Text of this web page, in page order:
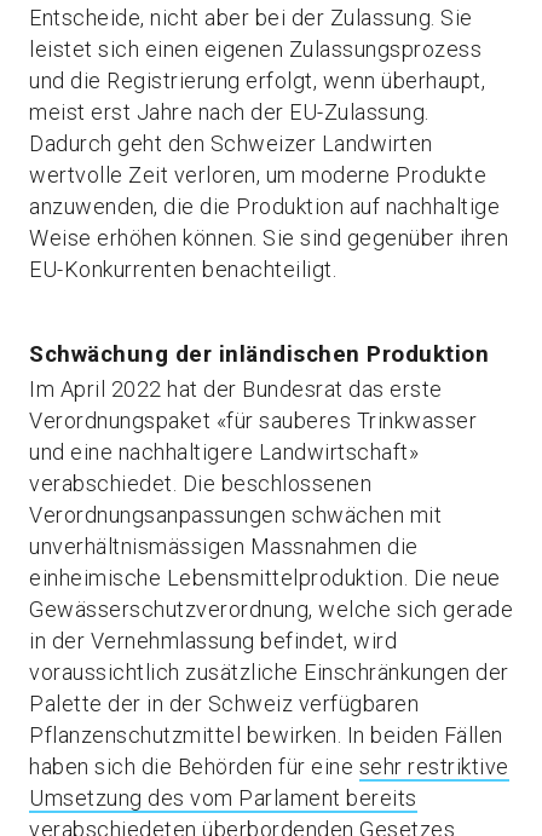
Entscheide, nicht aber bei der Zulassung. Sie
leistet sich einen eigenen Zulassungsprozess
und die Registrierung erfolgt, wenn überhaupt,
meist erst Jahre nach der EU-Zulassung.
Dadurch geht den Schweizer Landwirten
wertvolle Zeit verloren, um moderne Produkte
anzuwenden, die die Produktion auf nachhaltige
Weise erhöhen können. Sie sind gegenüber ihren
EU-Konkurrenten benachteiligt.
Schwächung der inländischen Produktion
Im April 2022 hat der Bundesrat das erste
Verordnungspaket «für sauberes Trinkwasser
und eine nachhaltigere Landwirtschaft»
verabschiedet. Die beschlossenen
Verordnungsanpassungen schwächen mit
unverhältnismässigen Massnahmen die
einheimische Lebensmittelproduktion. Die neue
Gewässerschutzverordnung, welche sich gerade
in der Vernehmlassung befindet, wird
voraussichtlich zusätzliche Einschränkungen der
Palette der in der Schweiz verfügbaren
Pflanzenschutzmittel bewirken. In beiden Fällen
haben sich die Behörden für eine sehr restriktive
Umsetzung des vom Parlament bereits
verabschiedeten überbordenden Gesetzes